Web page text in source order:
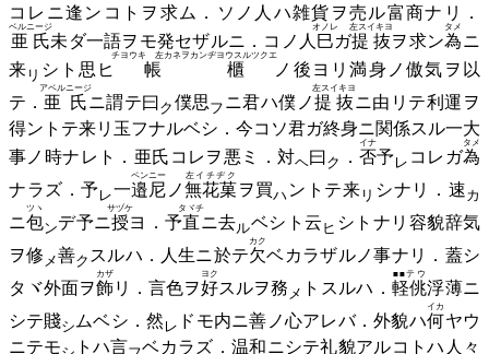
コレニ逢ンコトヲ求ム．ソノ人ハ雑貨ヲ売ル富商ナリ．
亜氏
ベルニージ
未ダ一語ヲモ発セザルニ．コノ人 巳
オノレ
ガ提抜
左スイキヨ
ヲ求ン為
タメ
ニ
来 リ シト思ヒ 帳櫃
チヨウキ 左カネヲカンヂヨウスルツクエ
ノ後ヨリ満身ノ傲気ヲ以
テ． 亜氏
アベルニージ
ニ謂テ曰ク 僕思フ ニ君ハ僕ノ提抜
左スイキヨ
ニ由リテ利運ヲ
得ントテ来リ玉フナルベシ．今コソ君ガ終身ニ関係スル一大
事ノ時ナレト．亜氏コレヲ悪ミ． 対ヘ曰ク ． 否
イナ
予レ コレガ為
タメ
ナラズ． 予レ一邉尼
ペンニー
ノ無花菓
左イチヂク
ヲ買ハ ントテ来 リ シナリ． 速カ
ニ包
ツヽ
ンデ予ニ授
サヅケ
ヨ．予直
タヾチ
ニ去ルベシト 云 ヒ シトナリ容貌辞気
ヲ修 メ善ク スルハ．人生ニ於テ欠
カク
ベカラザルノ事ナリ．蓋シ
タヾ外面ヲ飾
カザ
リ．言色ヲ好
ヨク
スルヲ務 メ トスルハ． 軽佻
■■テウ
浮薄ニ
シテ賤シ ムベシ． 然 レ ドモ内ニ善ノ心アレバ．外貌ハ何
イカ
ヤウ
ニテモ
トハ言 ベカラズ．温和ニシテ礼貌アルコトハ人々